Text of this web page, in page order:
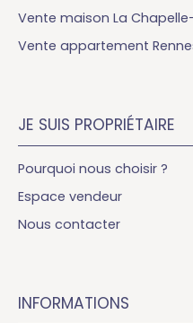
Vente maison La
Vente appartement
JE SUIS PROPRIÉTAIRE
Pourquoi nous choisir ?
Espace vendeur
Nous contacter
INFORMATIONS